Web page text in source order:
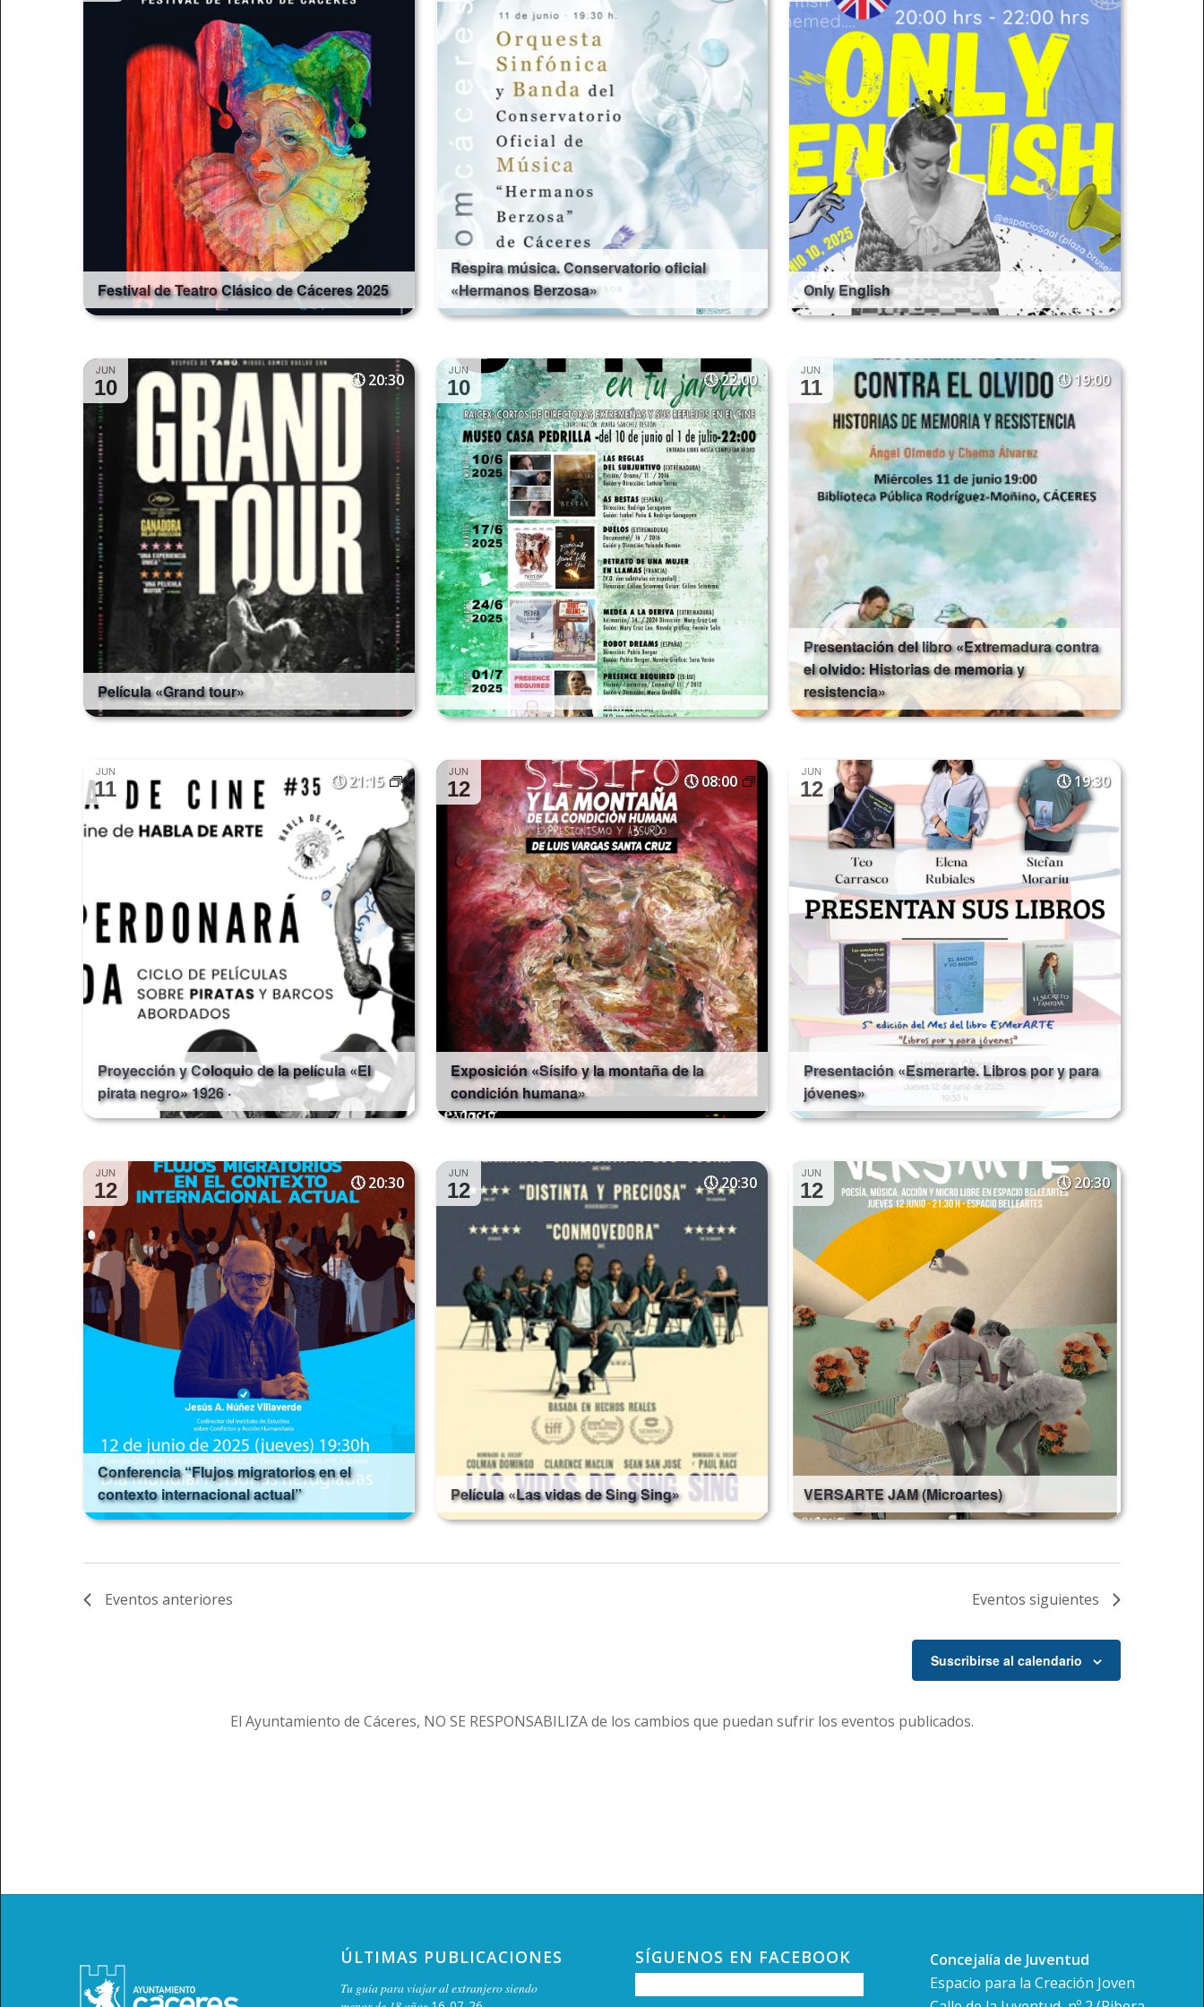
Festival de Teatro Clásico de Cáceres 2025
Respira música. Conservatorio oficial
«Hermanos Berzosa»
Only English
JUN
10 20:30
Película «Grand tour»
JUN
10 22:00
JUN
11 19:00
Presentación del libro «Extremadura contra
el olvido: Historias de memoria y
resistencia»
JUN
11 21:15
Proyección y Coloquio de la película «El
pirata negro» 1926 ·
JUN
12 08:00
Exposición «Sísifo y la montaña de la
condición humana»
JUN
12 19:30
Presentación «Esmerarte. Libros por y para
jóvenes»
JUN
12 20:30
Conferencia “Flujos migratorios en el
contexto internacional actual”
JUN
12 20:30
Película «Las vidas de Sing Sing»
JUN
12 20:30
VERSARTE JAM (Microartes)
Eventos anteriores Eventos siguientes
Suscribirse al calendario
El Ayuntamiento de Cáceres, NO SE RESPONSABILIZA de los cambios que puedan sufrir los eventos publicados.
ÚLTIMAS PUBLICACIONES
Tu guía para viajar al extranjero siendo
SÍGUENOS EN FACEBOOK
Concejalía de Juventud
Espacio para la Creación Joven